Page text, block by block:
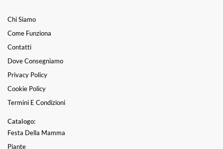
Chi Siamo
Come Funziona
Contatti
Dove Consegniamo
Privacy Policy
Cookie Policy
Termini E Condizioni
Catalogo:
Festa Della Mamma
Piante